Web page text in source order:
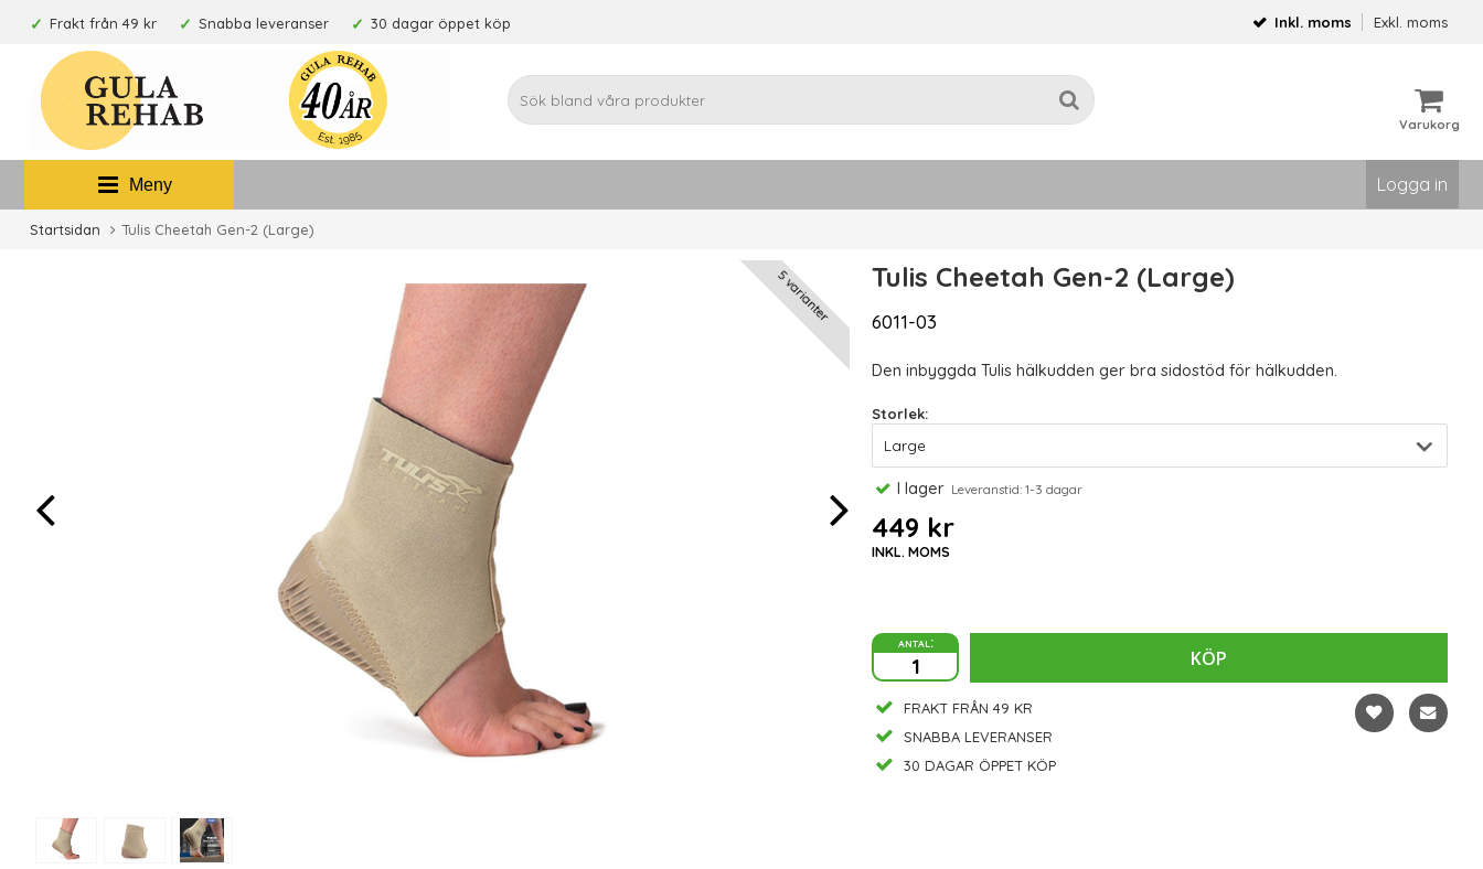
Frakt från 49 kr Snabba leveranser 30 dagar öppet köp Inkl. moms Exkl. moms
Varukorg
Meny Logga in
Startsidan Tulis Cheetah Gen-2 (Large)
5 varianter Tulis Cheetah Gen-2 (Large)
6011-03
Den inbyggda Tulis hälkudden ger bra sidostöd för hälkudden.
Storlek:
I lagerLeveranstid: 1-3 dagar
449 kr
INKL. MOMS
antal:
KÖP
FRAKT FRÅN 49 KR
SNABBA LEVERANSER
30 DAGAR ÖPPET KÖP